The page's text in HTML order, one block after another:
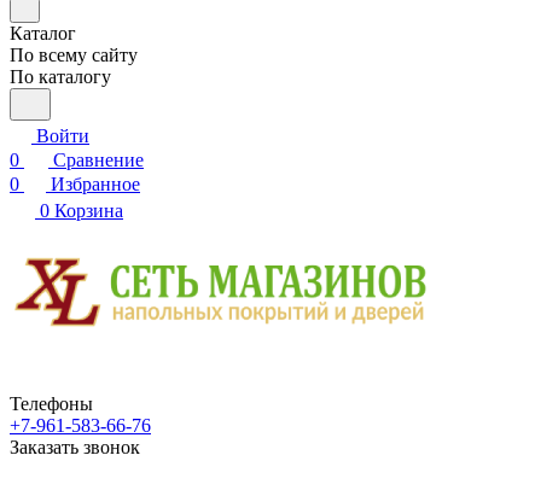
Каталог
По всему сайту
По каталогу
Войти
0
Сравнение
0
Избранное
0 Корзина
Телефоны
+7-961-583-66-76
Заказать звонок